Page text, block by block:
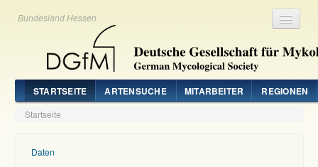
Bundesland Hessen
STARTSEITE ARTENSUCHE MITARBEITER REGIONEN
Startseite
Daten